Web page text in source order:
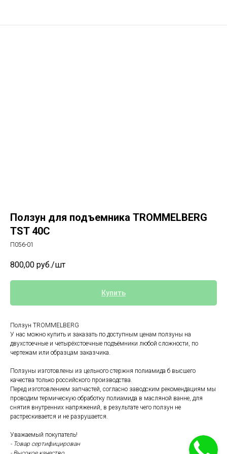
Ползун для подъемника TROMMELBERG
TST 40C
П056-01
800,00 руб./шт
Купить
Ползун TROMMELBERG
У нас можно купить и заказать по доступным ценам ползуны на
двухстоечные и четырёхстоечные подъёмники любой сложности, по
чертежам или образцам заказчика.
Ползуны изготовлены из цельного стержня полиамида б высшего
качества только российского производства.
Перед изготовлением запчастей, согласно заводским рекомендациям мы
проводим термическую обработку полиамида в масляной ванне, для
снятия внутренних напряжений, в результате чего ползун не
растрескивается и не разрушается.
Уважаемый покупатель!
- Товар сертифицирован